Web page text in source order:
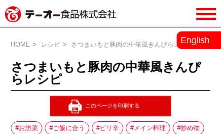
ー食品株式会社
English
HOME レシピ さつまいもと豚肉の中華風きんぴらレシピ
さつまいもと豚肉の中華風きんぴ
らレシピ
お惣菜 ご飯に合う ピリ辛 メイン料理 炒め物